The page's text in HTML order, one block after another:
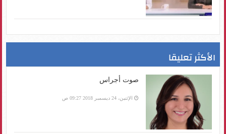
الأكثر تعليقا
صوت أجراس
الإثنين، 24 ديسمبر 2018 09:27 ص